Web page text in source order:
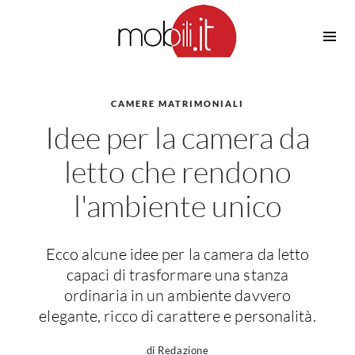
Cucine Design
Cucine Moderne
Cucine Classiche
Cucine Country
Cucine Monoblocco
Attrezzature Interne
Elettrodomestici
Frigoriferi
Piscine
Casette in Legno
Amaca
Ombrelloni
Pergole
Piante
Luce
Lampade
CAMERE MATRIMONIALI
Idee per la camera da
letto che rendono
l'ambiente unico
Ecco alcune idee per la camera da letto
capaci di trasformare una stanza
ordinaria in un ambiente davvero
elegante, ricco di carattere e personalità.
di Redazione